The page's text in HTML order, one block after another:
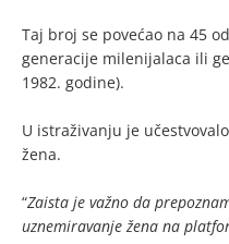
Taj broj se povećao na 45
generacije milenijalaca ili
1982. godine).
U istraživanju je
žena.
“Zaista je važno da
uznemiravanje žena na